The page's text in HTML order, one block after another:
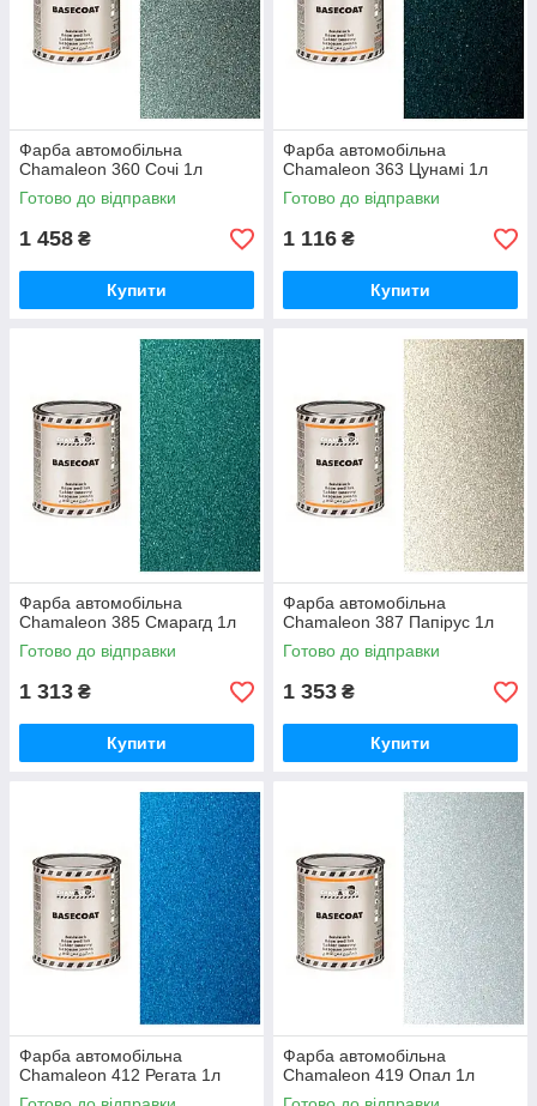
Фарба автомобільна
Chamaleon 360 Сочі 1л
Готово до відправки
1 458 ₴
Купити
Фарба автомобільна
Chamaleon 363 Цунамі 1л
Готово до відправки
1 116 ₴
Купити
Фарба автомобільна
Chamaleon 385 Смарагд 1л
Готово до відправки
1 313 ₴
Купити
Фарба автомобільна
Chamaleon 387 Папірус 1л
Готово до відправки
1 353 ₴
Купити
Фарба автомобільна
Chamaleon 412 Регата 1л
Фарба автомобільна
Chamaleon 419 Опал 1л